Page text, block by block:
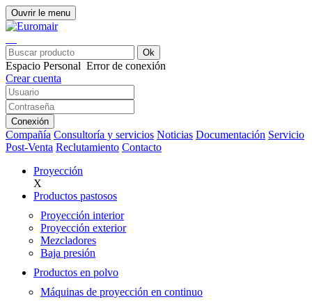
Ouvrir le menu
Ok
Espacio Personal Error de conexión
Crear cuenta
Conexión
Compañía Consultoría y servicios Noticias Documentación Servicio
Post-Venta Reclutamiento Contacto
Proyección
X
Productos pastosos
Proyección interior
Proyección exterior
Mezcladores
Baja presión
Productos en polvo
Máquinas de proyección en continuo